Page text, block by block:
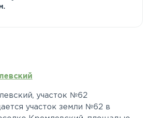
участок №62
земли №62 в